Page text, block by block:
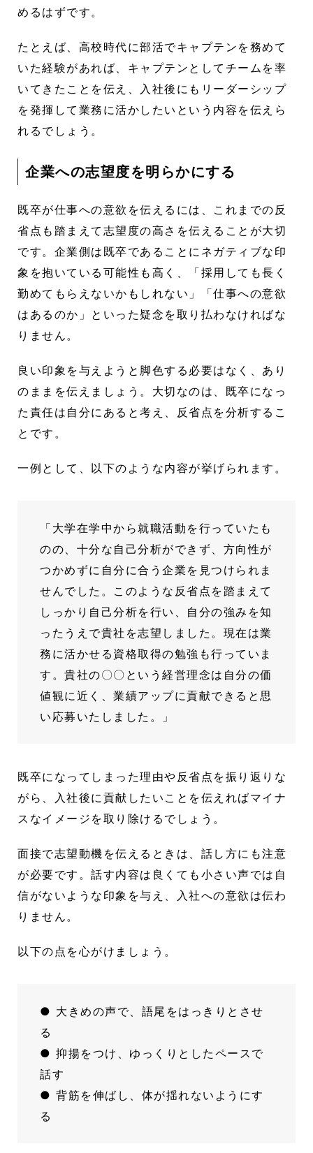
めるはずです。
たとえば、高校時代に部活でキャプテンを務めて
いた経験があれば、キャプテンとしてチームを率
いてきたことを伝え、入社後にもリーダーシップ
を発揮して業務に活かしたいという内容を伝えら
れるでしょう。
企業への志望度を明らかにする
既卒が仕事への意欲を伝えるには、これまでの反
省点も踏まえて志望度の高さを伝えることが大切
です。企業側は既卒であることにネガティブな印
象を抱いている可能性も高く、「採用しても長く
勤めてもらえないかもしれない」「仕事への意欲
はあるのか」といった疑念を取り払わなければな
りません。
良い印象を与えようと脚色する必要はなく、あり
のままを伝えましょう。大切なのは、既卒になっ
た責任は自分にあると考え、反省点を分析するこ
とです。
一例として、以下のような内容が挙げられます。
「大学在学中から就職活動を行っていたも
のの、十分な自己分析ができず、方向性が
つかめずに自分に合う企業を見つけられま
せんでした。このような反省点を踏まえて
しっかり自己分析を行い、自分の強みを知
ったうえで貴社を志望しました。現在は業
務に活かせる資格取得の勉強も行っていま
す。貴社の〇〇という経営理念は自分の価
値観に近く、業績アップに貢献できると思
い応募いたしました。」
既卒になってしまった理由や反省点を振り返りな
がら、入社後に貢献したいことを伝えればマイナ
スなイメージを取り除けるでしょう。
面接で志望動機を伝えるときは、話し方にも注意
が必要です。話す内容は良くても小さい声では自
信がないような印象を与え、入社への意欲は伝わ
りません。
以下の点を心がけましょう。
● 大きめの声で、語尾をはっきりとさせ
る
● 抑揚をつけ、ゆっくりとしたペースで
話す
● 背筋を伸ばし、体が揺れないようにす
る